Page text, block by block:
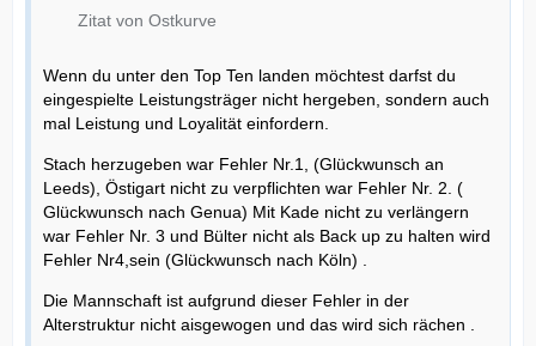
Zitat von Ostkurve
Wenn du unter den Top Ten landen möchtest darfst du
eingespielte Leistungsträger nicht hergeben, sondern auch
mal Leistung und Loyalität einfordern.
Stach herzugeben war Fehler Nr.1, (Glückwunsch an
Leeds), Östigart nicht zu verpflichten war Fehler Nr. 2. (
Glückwunsch nach Genua) Mit Kade nicht zu verlängern
war Fehler Nr. 3 und Bülter nicht als Back up zu halten wird
Fehler Nr4,sein (Glückwunsch nach Köln) .
Die Mannschaft ist aufgrund dieser Fehler in der
Alterstruktur nicht aisgewogen und das wird sich rächen .